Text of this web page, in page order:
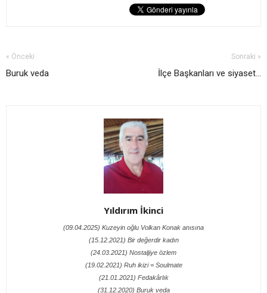
« Önceki
Buruk veda
Sonraki »
İlçe Başkanları ve siyaset...
Yıldırım İkinci
(09.04.2025) Kuzeyin oğlu Volkan Konak anısına
(15.12.2021) Bir değerdir kadın
(24.03.2021) Nostaljiye özlem
(19.02.2021) Ruh ikizi = Soulmate
(21.01.2021) Fedakârlık
(31.12.2020) Buruk veda